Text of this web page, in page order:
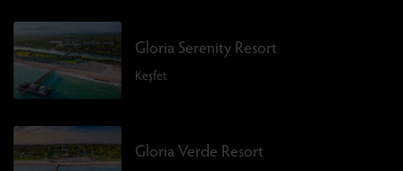
Gloria Serenity Resort
Keşfet
Gloria Verde Resort